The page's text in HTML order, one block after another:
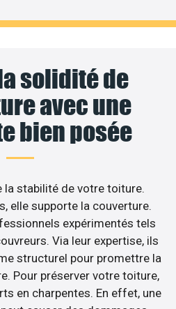
solidité de
avec une
bien posée
la stabilité de votre toiture.
elle supporte la couverture.
expérimentés tels
Via leur expertise, ils
structurel pour promettre la
Pour préserver votre toiture,
en charpentes. En effet, une